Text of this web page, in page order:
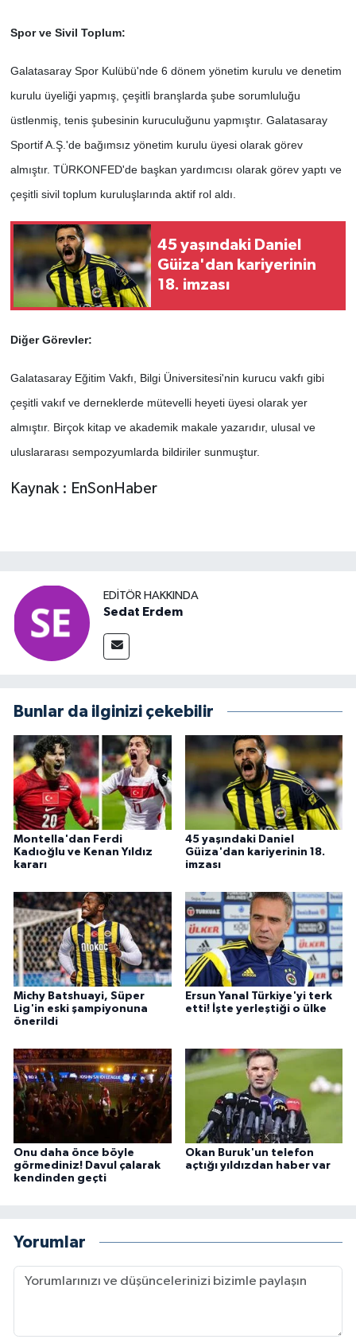
Spor ve Sivil Toplum:
Galatasaray Spor Kulübü'nde 6 dönem yönetim kurulu ve denetim
kurulu üyeliği yapmış, çeşitli branşlarda şube sorumluluğu
üstlenmiş, tenis şubesinin kuruculuğunu yapmıştır. Galatasaray
Sportif A.Ş.'de bağımsız yönetim kurulu üyesi olarak görev
almıştır. TÜRKONFED'de başkan yardımcısı olarak görev yaptı ve
çeşitli sivil toplum kuruluşlarında aktif rol aldı.
45 yaşındaki Daniel
Güiza'dan kariyerinin
18. imzası
Diğer Görevler:
Galatasaray Eğitim Vakfı, Bilgi Üniversitesi'nin kurucu vakfı gibi
çeşitli vakıf ve derneklerde mütevelli heyeti üyesi olarak yer
almıştır. Birçok kitap ve akademik makale yazarıdır, ulusal ve
uluslararası sempozyumlarda bildiriler sunmuştur.
Kaynak : EnSonHaber
EDITÖR HAKKINDA
Sedat Erdem
Bunlar da ilginizi çekebilir
Montella'dan Ferdi
Kadıoğlu ve Kenan Yıldız
kararı
45 yaşındaki Daniel
Güiza'dan kariyerinin 18.
imzası
Michy Batshuayi, Süper
Lig'in eski şampiyonuna
önerildi
Ersun Yanal Türkiye'yi terk
etti! İşte yerleştiği o ülke
Onu daha önce böyle
görmediniz! Davul çalarak
kendinden geçti
Okan Buruk'un telefon
açtığı yıldızdan haber var
Yorumlar